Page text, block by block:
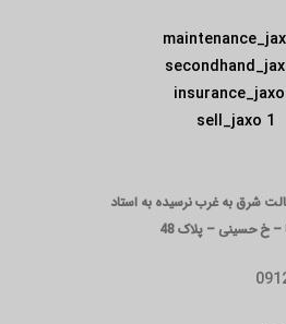
شرق به غرب نرسیده به استاد
خ حسینی – پلاک 48